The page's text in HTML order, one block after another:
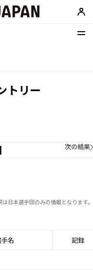
トリー
次の結果
日本選手団のみの情報となります。
名 記録